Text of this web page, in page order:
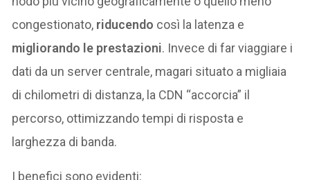
congestionato, riducendo così la latenza e
migliorando le prestazioni. Invece di far viaggiare i
dati da un server centrale, magari situato a migliaia
di chilometri di distanza, la CDN “accorcia” il
percorso, ottimizzando tempi di risposta e
larghezza di banda.
I benefici sono evidenti: